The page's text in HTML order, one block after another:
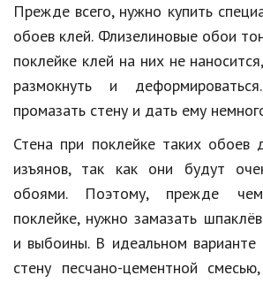
Животные
Еда и напитки
Праздники и подарки
Домашние животные
Семья и дети
Путешествия
Строительство
Прежде всего, нужно купить
обоев клей. Флизелиновые обои
поклейке клей на них не
размокнуть и
промазать стену и дать ему
Стена при поклейке таких обоев
изъянов, так как они будут
обоями. Поэтому, прежде
поклейке, нужно замазать
и выбоины. В идеальном варианте
стену песчано-цементной